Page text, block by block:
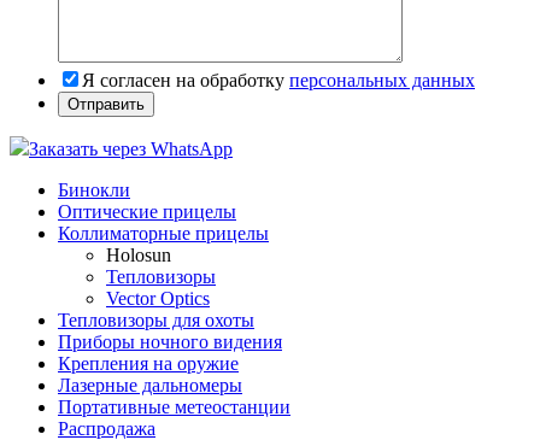
Я согласен на обработку персональных данных
Заказать через WhatsApp
Бинокли
Оптические прицелы
Коллиматорные прицелы
Holosun
Тепловизоры
Vector Optics
Тепловизоры для охоты
Приборы ночного видения
Крепления на оружие
Лазерные дальномеры
Портативные метеостанции
Распродажа